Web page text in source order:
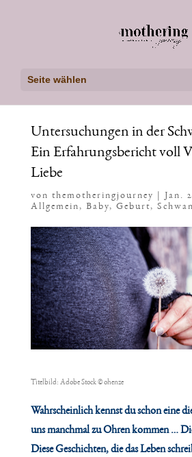
Seite wählen
Untersuchungen in der
Ein Erfahrungsbericht voll
Liebe
von themotheringjourney Jan.
Allgemein, Baby, Geburt,
Titelbild: Adobe Stock © ohenze
Wahrscheinlich kennst du schon eine
uns manchmal zu Ohren kommen …
Diese Geschichten, die das Leben